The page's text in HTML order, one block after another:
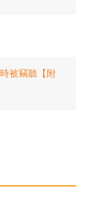
被竊聽【附